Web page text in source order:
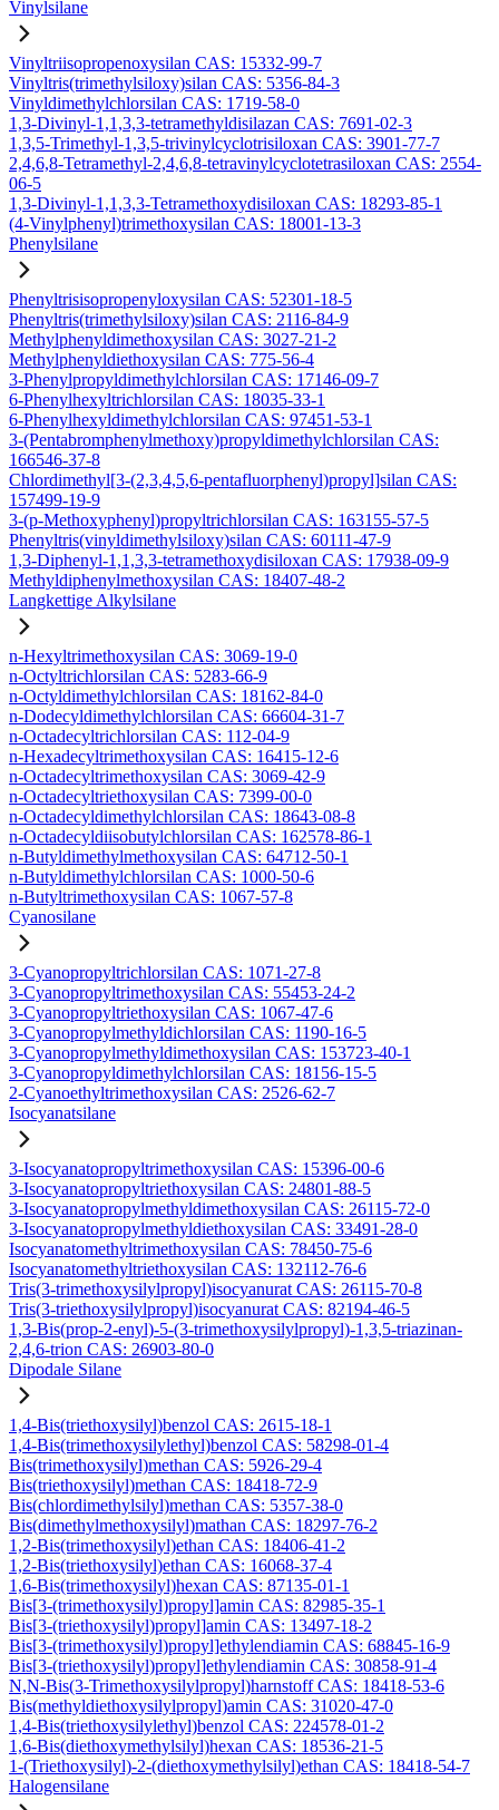
Vinylsilane
Vinyltriisopropenoxysilan CAS: 15332-99-7
Vinyltris(trimethylsiloxy)silan CAS: 5356-84-3
Vinyldimethylchlorsilan CAS: 1719-58-0
1,3-Divinyl-1,1,3,3-tetramethyldisilazan CAS: 7691-02-3
1,3,5-Trimethyl-1,3,5-trivinylcyclotrisiloxan CAS: 3901-77-7
2,4,6,8-Tetramethyl-2,4,6,8-tetravinylcyclotetrasiloxan CAS: 2554-
06-5
1,3-Divinyl-1,1,3,3-Tetramethoxydisiloxan CAS: 18293-85-1
(4-Vinylphenyl)trimethoxysilan CAS: 18001-13-3
Phenylsilane
Phenyltrisisopropenyloxysilan CAS: 52301-18-5
Phenyltris(trimethylsiloxy)silan CAS: 2116-84-9
Methylphenyldimethoxysilan CAS: 3027-21-2
Methylphenyldiethoxysilan CAS: 775-56-4
3-Phenylpropyldimethylchlorsilan CAS: 17146-09-7
6-Phenylhexyltrichlorsilan CAS: 18035-33-1
6-Phenylhexyldimethylchlorsilan CAS: 97451-53-1
3-(Pentabromphenylmethoxy)propyldimethylchlorsilan CAS:
166546-37-8
Chlordimethyl[3-(2,3,4,5,6-pentafluorphenyl)propyl]silan CAS:
157499-19-9
3-(p-Methoxyphenyl)propyltrichlorsilan CAS: 163155-57-5
Phenyltris(vinyldimethylsiloxy)silan CAS: 60111-47-9
1,3-Diphenyl-1,1,3,3-tetramethoxydisiloxan CAS: 17938-09-9
Methyldiphenylmethoxysilan CAS: 18407-48-2
Langkettige Alkylsilane
n-Hexyltrimethoxysilan CAS: 3069-19-0
n-Octyltrichlorsilan CAS: 5283-66-9
n-Octyldimethylchlorsilan CAS: 18162-84-0
n-Dodecyldimethylchlorsilan CAS: 66604-31-7
n-Octadecyltrichlorsilan CAS: 112-04-9
n-Hexadecyltrimethoxysilan CAS: 16415-12-6
n-Octadecyltrimethoxysilan CAS: 3069-42-9
n-Octadecyltriethoxysilan CAS: 7399-00-0
n-Octadecyldimethylchlorsilan CAS: 18643-08-8
n-Octadecyldiisobutylchlorsilan CAS: 162578-86-1
n-Butyldimethylmethoxysilan CAS: 64712-50-1
n-Butyldimethylchlorsilan CAS: 1000-50-6
n-Butyltrimethoxysilan CAS: 1067-57-8
Cyanosilane
3-Cyanopropyltrichlorsilan CAS: 1071-27-8
3-Cyanopropyltrimethoxysilan CAS: 55453-24-2
3-Cyanopropyltriethoxysilan CAS: 1067-47-6
3-Cyanopropylmethyldichlorsilan CAS: 1190-16-5
3-Cyanopropylmethyldimethoxysilan CAS: 153723-40-1
3-Cyanopropyldimethylchlorsilan CAS: 18156-15-5
2-Cyanoethyltrimethoxysilan CAS: 2526-62-7
Isocyanatsilane
3-Isocyanatopropyltrimethoxysilan CAS: 15396-00-6
3-Isocyanatopropyltriethoxysilan CAS: 24801-88-5
3-Isocyanatopropylmethyldimethoxysilan CAS: 26115-72-0
3-Isocyanatopropylmethyldiethoxysilan CAS: 33491-28-0
Isocyanatomethyltrimethoxysilan CAS: 78450-75-6
Isocyanatomethyltriethoxysilan CAS: 132112-76-6
Tris(3-trimethoxysilylpropyl)isocyanurat CAS: 26115-70-8
Tris(3-triethoxysilylpropyl)isocyanurat CAS: 82194-46-5
1,3-Bis(prop-2-enyl)-5-(3-trimethoxysilylpropyl)-1,3,5-triazinan-
2,4,6-trion CAS: 26903-80-0
Dipodale Silane
1,4-Bis(triethoxysilyl)benzol CAS: 2615-18-1
1,4-Bis(trimethoxysilylethyl)benzol CAS: 58298-01-4
Bis(trimethoxysilyl)methan CAS: 5926-29-4
Bis(triethoxysilyl)methan CAS: 18418-72-9
Bis(chlordimethylsilyl)methan CAS: 5357-38-0
Bis(dimethylmethoxysilyl)mathan CAS: 18297-76-2
1,2-Bis(trimethoxysilyl)ethan CAS: 18406-41-2
1,2-Bis(triethoxysilyl)ethan CAS: 16068-37-4
1,6-Bis(trimethoxysilyl)hexan CAS: 87135-01-1
Bis[3-(trimethoxysilyl)propyl]amin CAS: 82985-35-1
Bis[3-(triethoxysilyl)propyl]amin CAS: 13497-18-2
Bis[3-(trimethoxysilyl)propyl]ethylendiamin CAS: 68845-16-9
Bis[3-(triethoxysilyl)propyl]ethylendiamin CAS: 30858-91-4
N,N-Bis(3-Trimethoxysilylpropyl)harnstoff CAS: 18418-53-6
Bis(methyldiethoxysilylpropyl)amin CAS: 31020-47-0
1,4-Bis(triethoxysilylethyl)benzol CAS: 224578-01-2
1,6-Bis(diethoxymethylsilyl)hexan CAS: 18536-21-5
1-(Triethoxysilyl)-2-(diethoxymethylsilyl)ethan CAS: 18418-54-7
Halogensilane